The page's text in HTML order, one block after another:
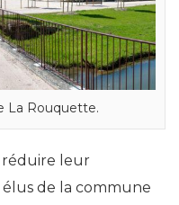
La Rouquette.
réduire leur
de la commune